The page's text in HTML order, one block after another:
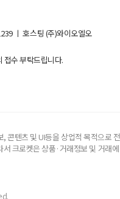
ㅣ 호스팅 (주)와이오엘오
접수 부탁드립니다.
콘텐츠 및 UI등을 상업적 목적으로
크로켓은 상품·거래정보 및 거래